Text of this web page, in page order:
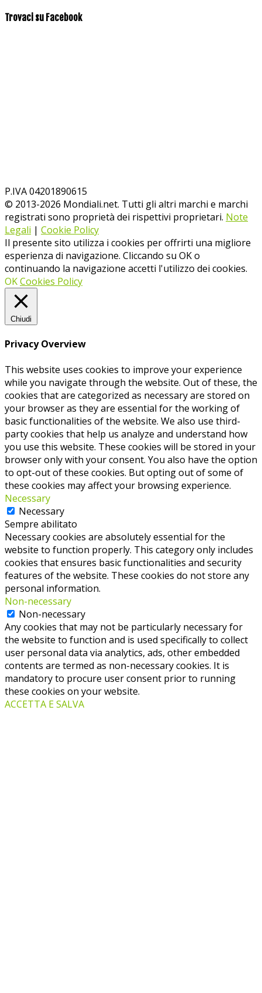
Trovaci su Facebook
P.IVA 04201890615
© 2013-2026 Mondiali.net. Tutti gli altri marchi e marchi
registrati sono proprietà dei rispettivi proprietari. Note
Legali | Cookie Policy
Il presente sito utilizza i cookies per offrirti una migliore
esperienza di navigazione. Cliccando su OK o
continuando la navigazione accetti l'utilizzo dei cookies.
OKCookies Policy
Chiudi
Privacy Overview
This website uses cookies to improve your experience
while you navigate through the website. Out of these, the
cookies that are categorized as necessary are stored on
your browser as they are essential for the working of
basic functionalities of the website. We also use third-
party cookies that help us analyze and understand how
you use this website. These cookies will be stored in your
browser only with your consent. You also have the option
to opt-out of these cookies. But opting out of some of
these cookies may affect your browsing experience.
Necessary
Necessary
Sempre abilitato
Necessary cookies are absolutely essential for the
website to function properly. This category only includes
cookies that ensures basic functionalities and security
features of the website. These cookies do not store any
personal information.
Non-necessary
Non-necessary
Any cookies that may not be particularly necessary for
the website to function and is used specifically to collect
user personal data via analytics, ads, other embedded
contents are termed as non-necessary cookies. It is
mandatory to procure user consent prior to running
these cookies on your website.
ACCETTA E SALVA